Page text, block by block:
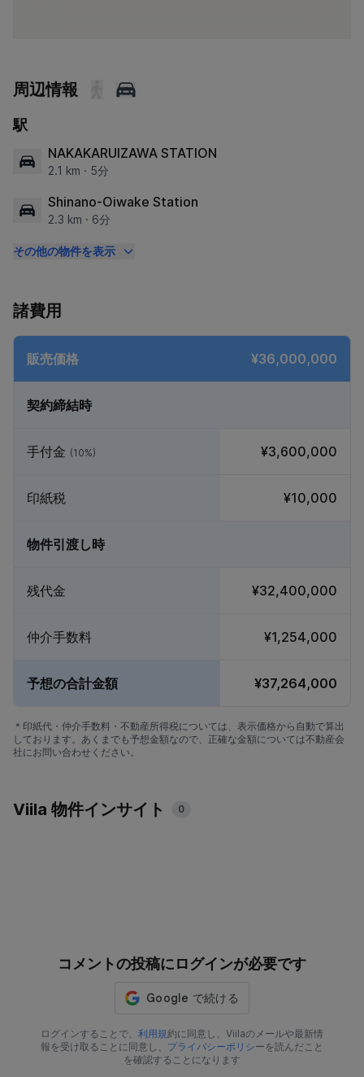
周辺情報
駅
NAKAKARUIZAWA STATION
2.1 km · 5分
Shinano-Oiwake Station
2.3 km · 6分
その他の物件を表示
諸費用
販売価格 ¥36,000,000
契約締結時
手付金 (10%) ¥3,600,000
印紙税 ¥10,000
物件引渡し時
残代金 ¥32,400,000
仲介手数料 ¥1,254,000
予想の合計金額 ¥37,264,000
＊印紙代・仲介手数料・不動産所得税については、表示価格から自動で算出
しております。あくまでも予想金額なので、正確な金額については不動産会
社にお問い合わせください。
Viila 物件インサイト 0
コメントの投稿にログインが必要です
ログインすることで、 利用規約に同意し、Viilaのメールや最新情
報を受け取ることに同意し、 プライバシーポリシーを読んだこと
を確認することになります